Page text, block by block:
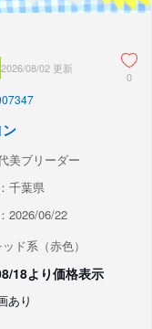
2026/08/02 更新
0
美ブリーダー
千葉県
2026/06/22
ッド系（赤色）
18より価格表示
あり